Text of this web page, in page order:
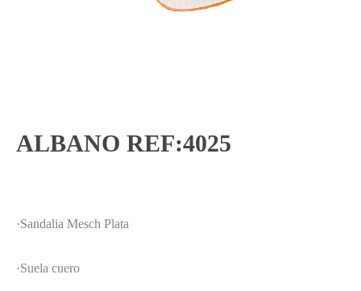
ALBANO REF:4025
·Sandalia Mesch Plata
·Suela cuero